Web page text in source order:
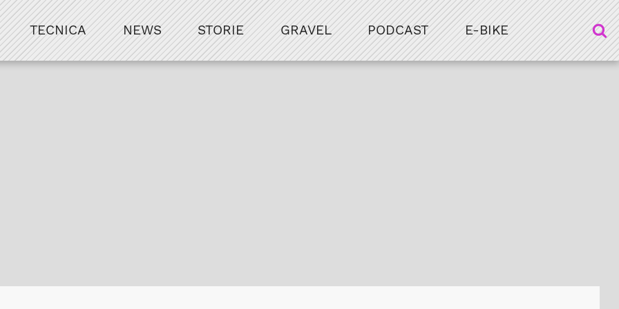
TECNICA NEWS STORIE GRAVEL PODCAST E-BIKE